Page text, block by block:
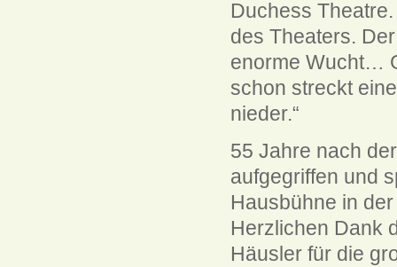
Duchess
des Theaters.
enorme Wucht…
schon streckt
nieder.“
55 Jahre nach
aufgegriffen und
Hausbühne in
Herzlichen Dank
Häusler für die